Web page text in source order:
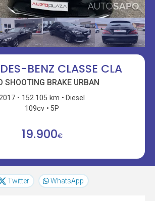
BENZ CLASSE CLA
SHOOTING BRAKE URBAN
2017 152.105 km
Diesel
109cv
5P
19.900€
Twitter WhatsApp